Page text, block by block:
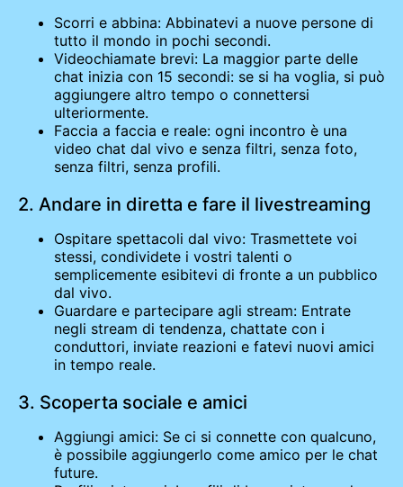
Scorri e abbina: Abbinatevi a nuove persone di
tutto il mondo in pochi secondi.
Videochiamate brevi: La maggior parte delle
chat inizia con 15 secondi: se si ha voglia, si può
aggiungere altro tempo o connettersi
ulteriormente.
Faccia a faccia e reale: ogni incontro è una
video chat dal vivo e senza filtri, senza foto,
senza filtri, senza profili.
2. Andare in diretta e fare il livestreaming
Ospitare spettacoli dal vivo: Trasmettete voi
stessi, condividete i vostri talenti o
semplicemente esibitevi di fronte a un pubblico
dal vivo.
Guardare e partecipare agli stream: Entrate
negli stream di tendenza, chattate con i
conduttori, inviate reazioni e fatevi nuovi amici
in tempo reale.
3. Scoperta sociale e amici
Aggiungi amici: Se ci si connette con qualcuno,
è possibile aggiungerlo come amico per le chat
future.